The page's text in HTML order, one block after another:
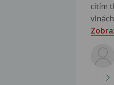
cítím